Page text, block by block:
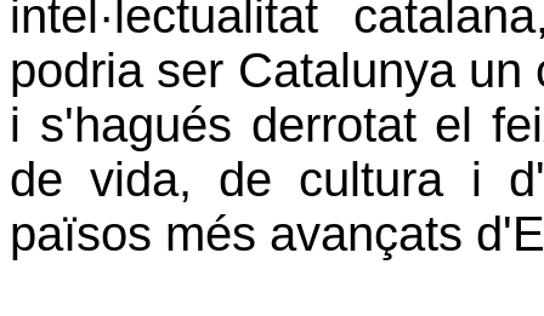
intel·lectualitat
podria ser Catalunya
i s'hagués derrotat el
de vida, de cultura i
països més avançats